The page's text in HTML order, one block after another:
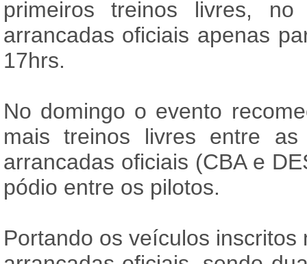
primeiros treinos livres,
arrancadas oficiais apenas
17hrs.
No domingo o evento
mais treinos livres entre
arrancadas oficiais (CBA e
pódio entre os pilotos.
Portando os veículos